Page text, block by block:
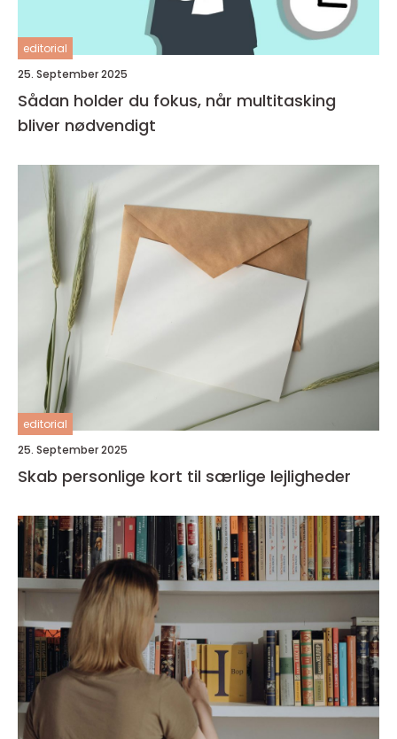
editorial
25. September 2025
Sådan holder du fokus, når multitasking
bliver nødvendigt
editorial
25. September 2025
Skab personlige kort til særlige lejligheder